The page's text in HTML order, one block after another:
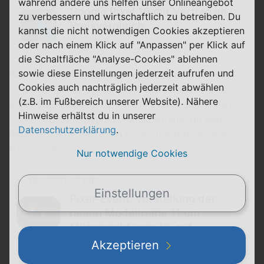
Google Pixel 10 mit Vertrag im
Preisvergleich
Wie bereits erwähnt: Die Vorstellung der neuen Pixel-
10-Gerätefamilie soll am20.8.2025 ab 19 Uhrim
Rahmen eines Made by Google Events stattfinden.
Daher endet der Registrierungszeitraum für den
Rabattcode für die neuen
Pixel-Event: Vorstellung der
neuen Modellreihe 11 um
Mitternacht vom 12. auf
13.8.2026
während andere uns helfen unser Onlineangebot
zu verbessern und wirtschaftlich zu betreiben. Du
kannst die nicht notwendigen Cookies akzeptieren
oder nach einem Klick auf "Anpassen" per Klick auf
die Schaltfläche "Analyse-Cookies" ablehnen
sowie diese Einstellungen jederzeit aufrufen und
Cookies auch nachträglich jederzeit abwählen
(z.B. im Fußbereich unserer Website). Nähere
Hinweise erhältst du in unserer
Datenschutzerklärung.
Nur notwendige Cookies
Einstellungen
Akzeptieren